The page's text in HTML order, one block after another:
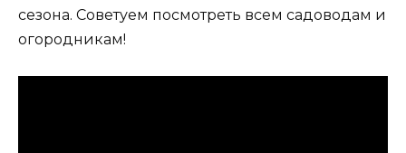
сезона. Советуем посмотреть всем садоводам и
огородникам!